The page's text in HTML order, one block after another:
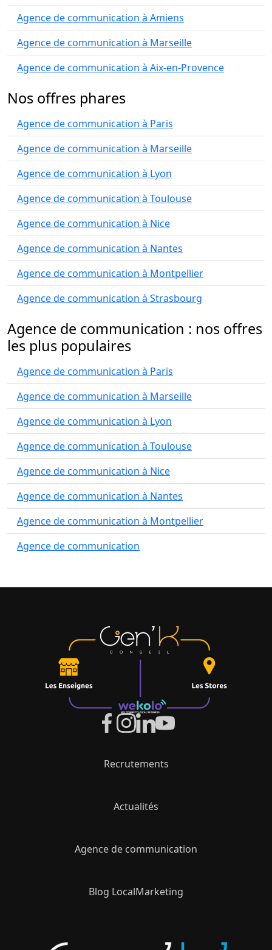
Agence de communication à Amiens
Agence de communication à Marseille
Agence de communication à Aix-en-Provence
Nos offres phares
Agence de communication à Paris
Agence de communication à Marseille
Agence de communication à Lyon
Agence de communication à Toulouse
Agence de communication à Nice
Agence de communication à Nantes
Agence de communication à Montpellier
Agence de communication à Strasbourg
Agence de communication : nos offres
les plus populaires
Agence de communication à Paris
Agence de communication à Marseille
Agence de communication à Lyon
Agence de communication à Toulouse
Agence de communication à Nice
Agence de communication à Nantes
Agence de communication à Montpellier
Agence de communication
Recrutements
Actualités
Agence de communication
Blog LocalMarketing